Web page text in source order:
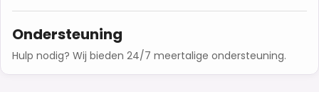
Ondersteuning
Hulp nodig? Wij bieden 24/7 meertalige ondersteuning.